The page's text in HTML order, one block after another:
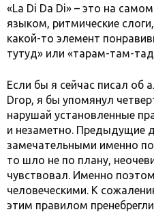
«La Di Da Di» – это на
языком, ритмические
какой-то элемент
тутуд» или «тарам-там-
Если бы я сейчас писал об
Drop, я бы упомянул
нарушай установленные
и незаметно. Предыдущие
замечательными именно
то шло не по плану,
чувствовал. Именно
человеческими. К
этим правилом